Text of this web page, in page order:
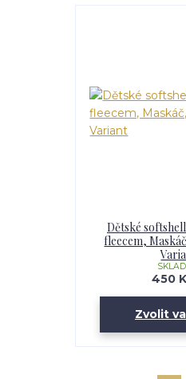
Dětské
fleecem,
450
Zvolit